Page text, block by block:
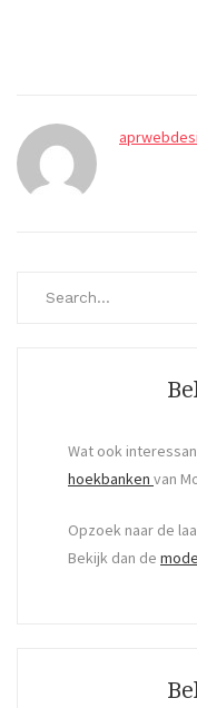
Wat ook
hoekbanken van
Opzoek naar de
Bekijk dan de